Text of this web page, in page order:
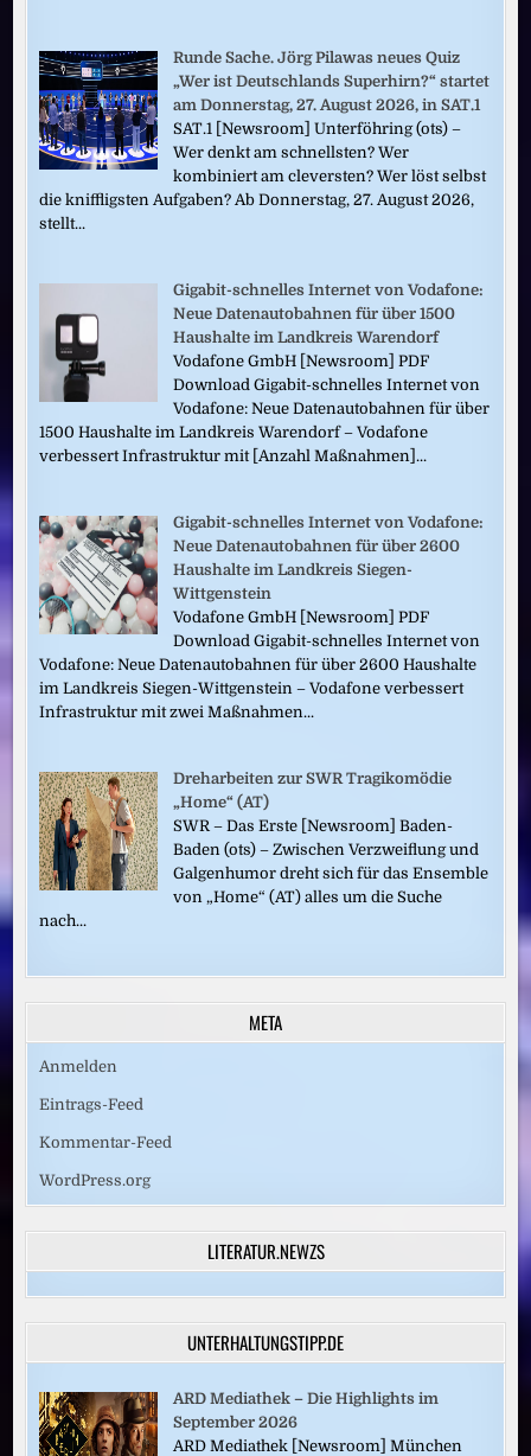
Runde Sache. Jörg Pilawas neues Quiz
„Wer ist Deutschlands Superhirn?“ startet
am Donnerstag, 27. August 2026, in SAT.1
SAT.1 [Newsroom] Unterföhring (ots) –
Wer denkt am schnellsten? Wer
kombiniert am cleversten? Wer löst selbst
die kniffligsten Aufgaben? Ab Donnerstag, 27. August 2026,
stellt...
Gigabit-schnelles Internet von Vodafone:
Neue Datenautobahnen für über 1500
Haushalte im Landkreis Warendorf
Vodafone GmbH [Newsroom] PDF
Download Gigabit-schnelles Internet von
Vodafone: Neue Datenautobahnen für über
1500 Haushalte im Landkreis Warendorf – Vodafone
verbessert Infrastruktur mit [Anzahl Maßnahmen]...
Gigabit-schnelles Internet von Vodafone:
Neue Datenautobahnen für über 2600
Haushalte im Landkreis Siegen-
Wittgenstein
Vodafone GmbH [Newsroom] PDF
Download Gigabit-schnelles Internet von
Vodafone: Neue Datenautobahnen für über 2600 Haushalte
im Landkreis Siegen-Wittgenstein – Vodafone verbessert
Infrastruktur mit zwei Maßnahmen...
Dreharbeiten zur SWR Tragikomödie
„Home“ (AT)
SWR – Das Erste [Newsroom] Baden-
Baden (ots) – Zwischen Verzweiflung und
Galgenhumor dreht sich für das Ensemble
von „Home“ (AT) alles um die Suche
nach...
META
Anmelden
Eintrags-Feed
Kommentar-Feed
WordPress.org
LITERATUR.NEWZS
UNTERHALTUNGSTIPP.DE
ARD Mediathek – Die Highlights im
September 2026
ARD Mediathek [Newsroom] München